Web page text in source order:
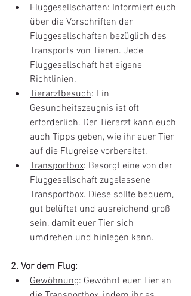
Fluggesellschaften: Informiert euch
über die Vorschriften der
Fluggesellschaften bezüglich des
Transports von Tieren. Jede
Fluggesellschaft hat eigene
Richtlinien.
Tierarztbesuch: Ein
Gesundheitszeugnis ist oft
erforderlich. Der Tierarzt kann euch
auch Tipps geben, wie ihr euer Tier
auf die Flugreise vorbereitet.
Transportbox: Besorgt eine von der
Fluggesellschaft zugelassene
Transportbox. Diese sollte bequem,
gut belüftet und ausreichend groß
sein, damit euer Tier sich
umdrehen und hinlegen kann.
2. Vor dem Flug:
Gewöhnung: Gewöhnt euer Tier an